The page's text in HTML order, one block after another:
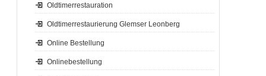
Oldtimerrestauration
Oldtimerrestaurierung Glemser Leonberg
Online Bestellung
Onlinebestellung